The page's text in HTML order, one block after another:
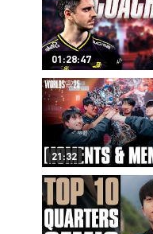
01:28:47
21:32